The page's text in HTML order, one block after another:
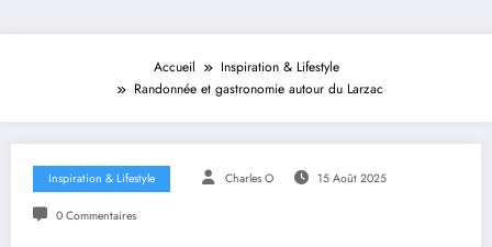
Accueil
Inspiration & Lifestyle
Randonnée et gastronomie autour du Larzac
Inspiration & Lifestyle Charles O 15 Août 2025
0 Commentaires